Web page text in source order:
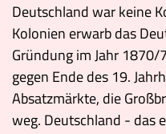
Deutschland war keine
Kolonien erwarb das
Gründung im Jahr
gegen Ende des 19.
Absatzmärkte, die
weg. Deutschland - das